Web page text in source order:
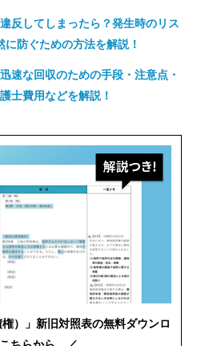
反してしまったら？発生時のリス
に防ぐための方法を解説！
速な回収のための手段・注意点・
士費用などを解説！
）」新旧対照表の無料ダウンロ